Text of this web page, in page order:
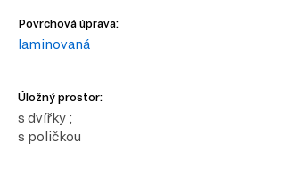
Povrchová úprava:
laminovaná
Úložný prostor:
s dvířky ;
s poličkou